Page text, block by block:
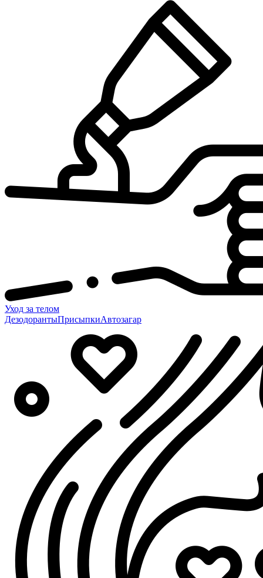
Уход за телом
ДезодорантыПрисыпкиАвтозагар